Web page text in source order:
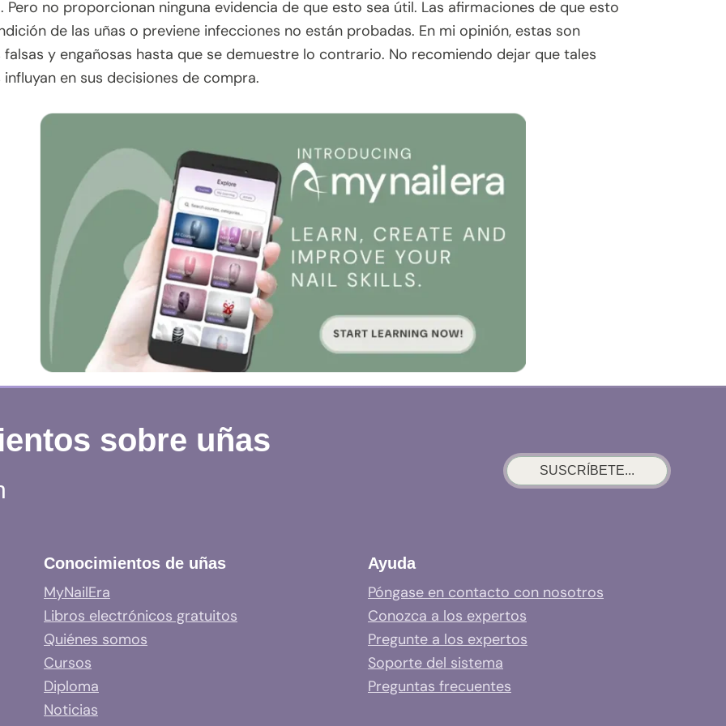
Pero no proporcionan ninguna evidencia de que esto sea útil. Las afirmaciones de que esto
de las uñas o previene infecciones no están probadas. En mi opinión, estas son
y engañosas hasta que se demuestre lo contrario. No recomiendo dejar que tales
en sus decisiones de compra.
sobre uñas
SUSCRÍBETE...
Conocimientos de uñas
MyNailEra
Libros electrónicos gratuitos
Quiénes somos
Cursos
Diploma
Noticias
Ayuda
Póngase en contacto con nosotros
Conozca a los expertos
Pregunte a los expertos
Soporte del sistema
Preguntas frecuentes